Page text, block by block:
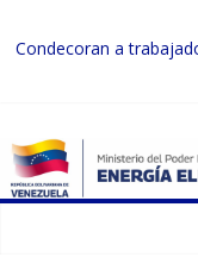
Condecoran a
labor tras el doble
Gobierno Nacional
Inspeccionan trabajos
en Carabobo
Gobierno Nacional